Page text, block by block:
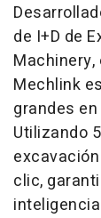
de I+D de
Mechlink
grandes
Utilizando
clic,